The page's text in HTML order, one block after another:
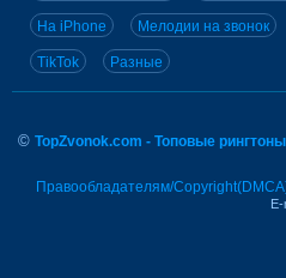
На iPhone Мелодии на звонок
TikTok Разные
© TopZvonok.com - Топовые
Правообладателям/
E-